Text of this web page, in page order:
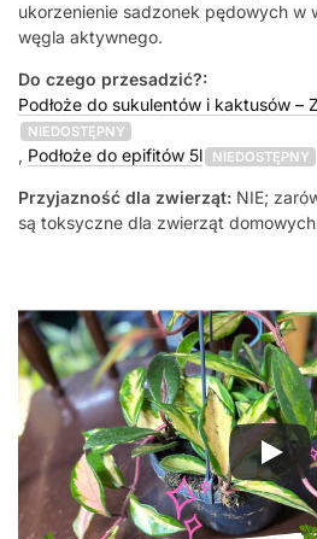
ukorzenienie sadzonek pędowych w
węgla aktywnego.
Do czego przesadzić?:
Podłoże do sukulentów i kaktusów –
NIEDOSTĘPNY
, Podłoże do epifitów 5l NIEDOSTĘPNY
Przyjazność dla zwierząt: NIE;
są toksyczne dla zwierząt domowych